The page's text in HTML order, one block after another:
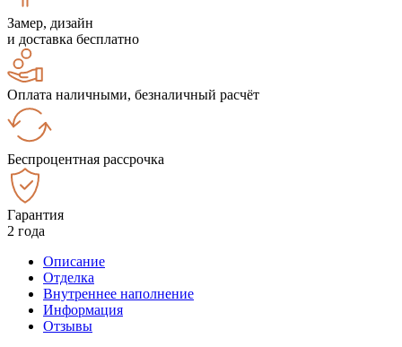
Замер, дизайн
и доставка бесплатно
Оплата наличными, безналичный расчёт
Беспроцентная рассрочка
Гарантия
2 года
Описание
Отделка
Внутреннее наполнение
Информация
Отзывы